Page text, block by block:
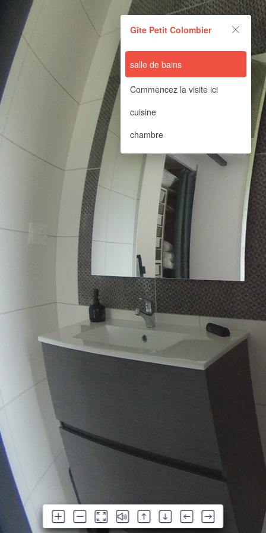
Gîte Petit Colombier
salle de bains
Commencez la visite ici
cuisine
chambre
Gîte Petit Colombier
Powered by Lapentor - the best Virtual Tour Software